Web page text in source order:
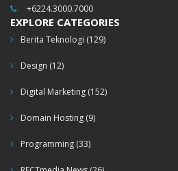
+6224.3000.7000
EXPLORE CATEGORIES
Berita Teknologi (129)
Design (12)
Digital Marketing (152)
Domain Hosting (9)
Programming (33)